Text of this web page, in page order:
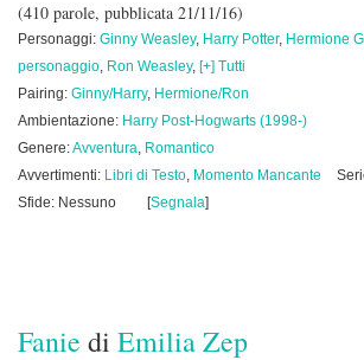
(410 parole, pubblicata 21/11/16)
Personaggi: Ginny Weasley, Harry Potter, Hermione
personaggio, Ron Weasley, [+] Tutti
Pairing: Ginny/Harry, Hermione/Ron
Ambientazione: Harry Post-Hogwarts (1998-)
Genere:Avventura, Romantico
Avvertimenti: Libri di Testo, Momento Mancante
Sfide: Nessuno
[Segnala]
Fanie di Emilia Zep